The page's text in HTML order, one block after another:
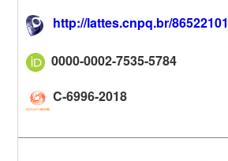
http://lattes.cnpq.br/
0000-0002-7535-5784
C-6996-2018